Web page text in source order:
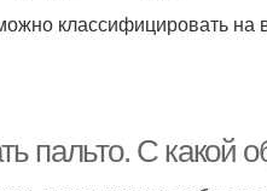
классифицировать
пальто. С какой